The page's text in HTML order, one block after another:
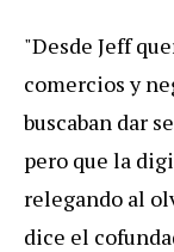
"Desde Jeff
comercios y
buscaban dar
pero que la
relegando al
dice el